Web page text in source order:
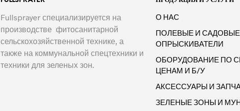
Fullsprayer специализируется на
производстве фитосанитарной
сельскохозяйственной технике, а
также на коммунальной спецтехники и
техники для зеленых зон.
О НАС
ПОЛЕВЫЕ И САДОВЫЕ
ОПРЫСКИВАТЕЛИ
ОБОРУДОВАНИЕ ПО
ЦЕНАМ И Б/У
АКСЕССУАРЫ И
ЗЕЛЕНЫЕ ЗОНЫ И